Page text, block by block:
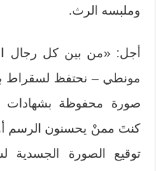
وملبسه الرث.
أجل: «من بين كل رجال
مونطي – نحتفظ لسقراط
صورة محفوظة بشهادات
كنتَ ممنْ يحسنون الرسم
توقيع الصورة